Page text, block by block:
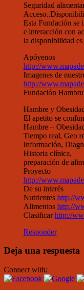
Seguridad
Esta Fundación se
e interacción con
la disponibilidad
Apóyenos
http://
Imagenes de
http://
Fundación
Hambre y
El apetito se
Hambre –
Tiempo real, Geo
Información,
Historia clínica,
preparación de
Proyecto
http://
De su interés
Nutrientes http://
Alimentos http://
Clasificarhttp://
Responder
Deja una respuesta
Connect with: